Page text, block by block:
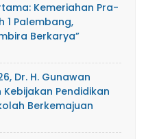
Kemeriahan Pra-
1 Palembang,
Berkarya”
Dr. H. Gunawan
Kebijakan Pendidikan
Berkemajuan